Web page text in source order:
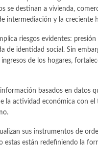
se destinan a vivienda,
intermediación y la creciente
riesgos evidentes:
de identidad social. Sin
de los hogares,
basados en datos
la actividad económica con el
sus instrumentos de
estas están redefiniendo la